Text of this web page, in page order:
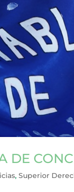
DE
,Superior